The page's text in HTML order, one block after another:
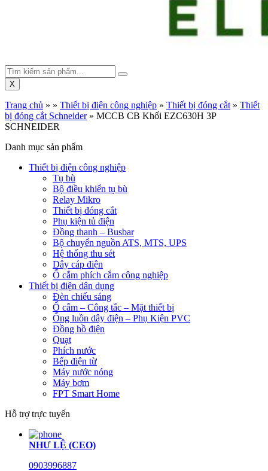
X
Trang chủ » » Thiết bị điện công nghiệp » Thiết bị đóng cắt » Thiết
bị đóng cắt Schneider» MCCB CB Khối EZC630H 3P
SCHNEIDER
Danh mục sản phẩm
Thiết bị điện công nghiệp
Tụ bù
Bộ điều khiển tụ bù
Relay Mikro
Thiết bị đóng cắt
Phụ kiện tủ điện
Đồng thanh – Busbar
Bộ chuyển nguồn ATS, MTS, UPS
Hệ thống thu sét
Dây cáp điện
Ổ cắm phích cắm công nghiệp
Thiết bị điện dân dụng
Đèn chiếu sáng
Ổ cắm – Công tắc – Mặt thiết bị
Ống luồn dây điện – Phụ Kiện PVC
Đồng hồ điện
Quạt
Phích nước
Bếp điện từ
Máy nước nóng
Máy bơm
FPT Smart Home
Hỗ trợ trực tuyến
NHƯ LỆ (CEO)
0903996887